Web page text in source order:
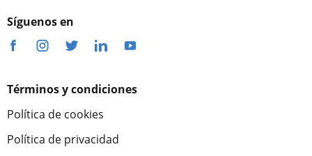
Síguenos en
Términos y condiciones
Política de cookies
Política de privacidad